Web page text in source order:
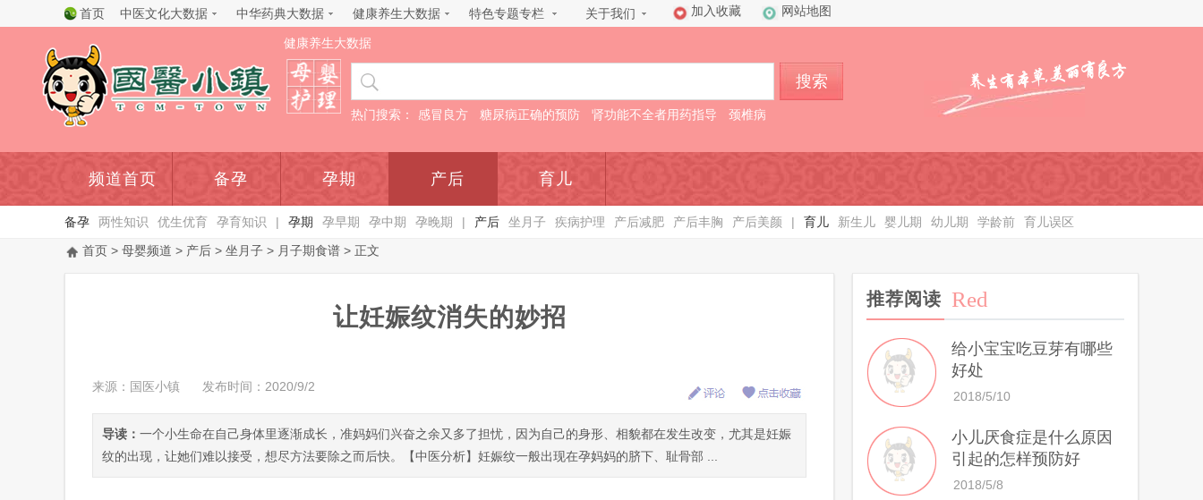
首页 中医文化大数据 中华药典大数据 健康养生大数据 特色专题专栏 关于我们 加入收藏 网站地图
健康养生大数据
搜索
热门搜索： 感冒良方 糖尿病正确的预防 肾功能不全者用药指导 颈椎病
频道首页 备孕 孕期 产后 育儿
备孕 两性知识 优生优育 孕育知识 | 孕期 孕早期 孕中期 孕晚期 | 产后 坐月子 疾病护理 产后减肥 产后丰胸 产后美颜 | 育儿 新生儿 婴儿期 幼儿期 学龄前
育儿误区
首页 > 母婴频道 > 产后 > 坐月子 > 月子期食谱 > 正文
让妊娠纹消失的妙招
来源：国医小镇 发布时间：2020/9/2
导读： 一个小生命在自己身体里逐渐成长，准妈妈们兴奋之余又多了担忧，因为自己的身形、相貌都在发生改变，尤其是妊娠
纹的出现，让她们难以接受，想尽方法要除之而后快。【中医分析】妊娠纹一般出现在孕妈妈的脐下、耻骨部 ...
推荐阅读 Red
给小宝宝吃豆芽有哪些
好处
2018/5/10
小儿厌食症是什么原因
引起的怎样预防好
2018/5/8